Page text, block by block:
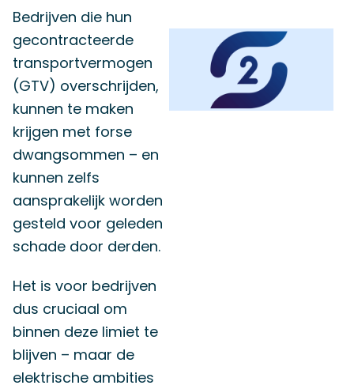
Bedrijven die hun
gecontracteerde
transportvermogen
(GTV) overschrijden,
kunnen te maken
krijgen met forse
dwangsommen – en
kunnen zelfs
aansprakelijk worden
gesteld voor geleden
schade door derden.
Het is voor bedrijven
dus cruciaal om
binnen deze limiet te
blijven – maar de
elektrische ambities